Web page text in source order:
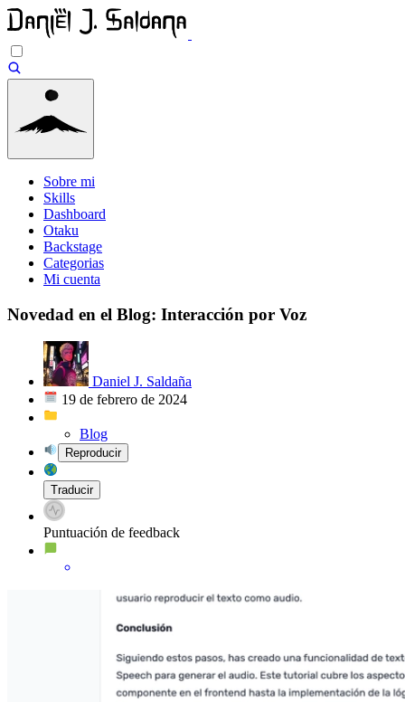
Sobre mi
Skills
Dashboard
Otaku
Backstage
Categorias
Mi cuenta
Novedad en el Blog: Interacción por Voz
Daniel J. Saldaña
19 de febrero de 2024
Blog
Reproducir
Traducir
Puntuación de feedback